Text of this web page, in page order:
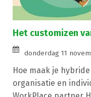
Het customizen
donderdag 11
Hoe maak je
organisatie en